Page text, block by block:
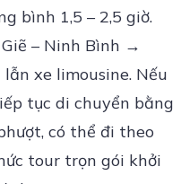
bình 1,5 – 2,5 giờ.
– Ninh Bình →
xe limousine. Nếu
tục di chuyển bằng
có thể đi theo
tour trọn gói khởi